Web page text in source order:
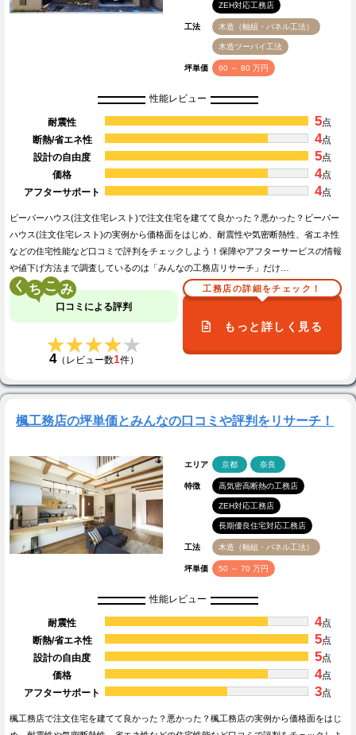
ZEH対応工務店
工法 木造（軸組・パネル工法）
木造ツーバイ工法
坪単価 60 ～ 80 万円
性能レビュー
耐震性 5点
断熱/省エネ性
4点
設計の自由度
5点
価格
4点
アフターサポート
4点
ビーバーハウス(注文住宅レスト)で注文住宅を建てて良かった？悪かった？ビーバー
ハウス(注文住宅レスト)の実例から価格面をはじめ、耐震性や気密断熱性、省エネ性
などの住宅性能など口コミで評判をチェックしよう！保障やアフターサービスの情報
や値下げ方法まで調査しているのは「みんなの工務店リサーチ」だけ…
く こ
口コミによる評判
★★★★★
★★★★★
4（レビュー数1件）
工務店の詳細をチェック！
もっと詳しく見る
楓工務店の坪単価とみんなの口コミや評判をリサーチ！
エリア 京都 奈良
特徴 高気密高断熱の工務店
ZEH対応工務店
長期優良住宅対応工務店
工法 木造（軸組・パネル工法）
坪単価 50 ～ 70 万円
性能レビュー
耐震性 4点
断熱/省エネ性
5点
設計の自由度
5点
価格
4点
アフターサポート
3点
楓工務店で注文住宅を建てて良かった？悪かった？楓工務店の実例から価格面をはじ